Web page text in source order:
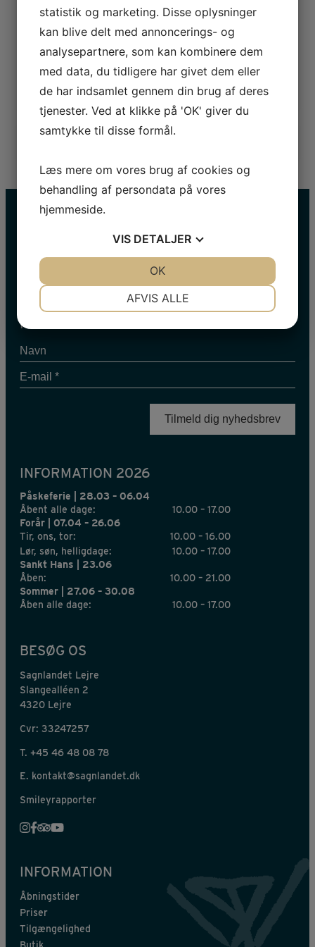
Sagnland, som med en donation på i alt 52,3
millioner er finansieret af Annie & Otto Johs.
Detlefs’ Fonde, der i sin tid blev stiftet af
ægteparret Annie og nu afdøde Otto Johs., og som
i over 20 år har ydet en uundværlig støtte til dansk
kulturliv.
HOLD DIG OPDATERET
Navn
E-
mail
INFORMATION 2026
Påskeferie | 28.03 – 06.04
Åbent alle dage:
10.00 – 17.00
Forår | 07.04 – 26.06
Tir, ons, tor:
10.00 – 16.00
Lør, søn, helligdage:
10.00 – 17.00
Sankt Hans | 23.06
Åben:
10.00 – 21.00
Sommer | 27.06 – 30.08
Åben alle dage:
10.00 – 17.00
BESØG OS
Sagnlandet Lejre
Slangealléen 2
4320 Lejre
Cvr: 33247257
T. +45 46 48 08 78
E. kontakt@sagnlandet.dk
Smileyrapporter
INFORMATION
Åbningstider
Priser
Tilgængelighed
Butik
statistik og marketing. Disse oplysninger
kan blive delt med annoncerings- og
analysepartnere, som kan kombinere dem
med data, du tidligere har givet dem eller
de har indsamlet gennem din brug af deres
tjenester. Ved at klikke på 'OK' giver du
samtykke til disse formål.
Læs mere om vores brug af cookies og
behandling af persondata på vores
hjemmeside.
VIS DETALJER
AFVIS ALLE
OK